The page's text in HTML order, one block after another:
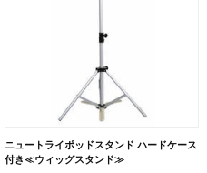
ニュートライポッドスタンド ハードケース
付き≪ウィッグスタンド≫